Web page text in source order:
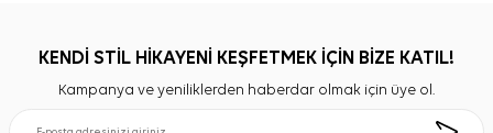
KENDİ STİL HİKAYENİ KEŞFETMEK İÇİN BİZE KATIL!
Kampanya ve yeniliklerden haberdar olmak için üye ol.